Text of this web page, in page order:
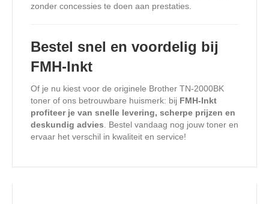
zonder concessies te doen aan prestaties.
Bestel snel en voordelig bij
FMH-Inkt
Of je nu kiest voor de originele Brother TN-2000BK
toner of ons betrouwbare huismerk: bij FMH-Inkt
profiteer je van snelle levering, scherpe prijzen en
deskundig advies. Bestel vandaag nog jouw toner en
ervaar het verschil in kwaliteit en service!